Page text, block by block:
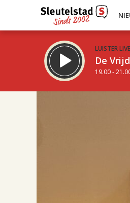
LUISTER
De
19.00 -